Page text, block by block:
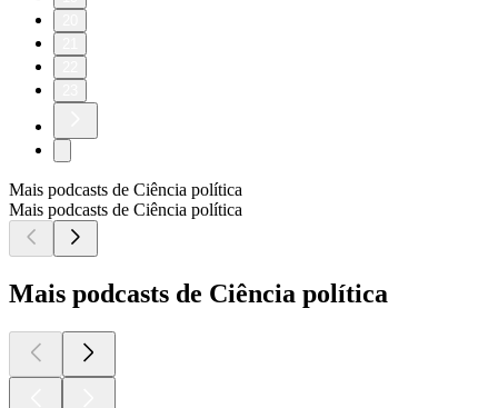
Mais podcasts de Ciência política
Mais podcasts de Ciência política
Mais podcasts de Ciência política